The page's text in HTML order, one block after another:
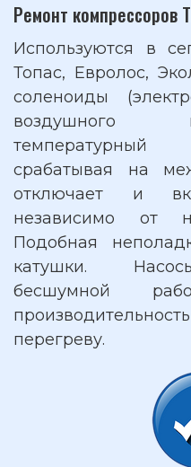
Ремонт компрессоров
Используются в
Топас, Евролос,
соленоиды
воздушного
срабатывая на
отключает и
независимо от
Подобная
катушки.
бесшумной
перегреву.